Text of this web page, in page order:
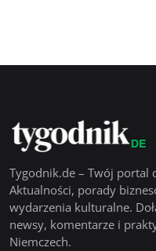
Tygodnik.de – Twój portal
Aktualności, porady
wydarzenia kulturalne.
newsy, komentarze i
Niemczech.